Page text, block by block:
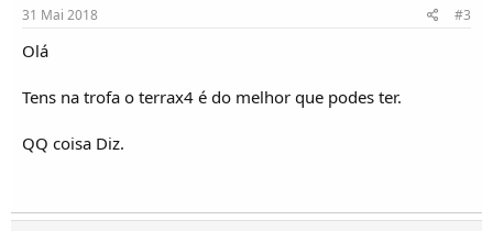
31 Mai 2018 #3
Olá
Tens na trofa o terrax4 é do melhor que podes ter.
QQ coisa Diz.